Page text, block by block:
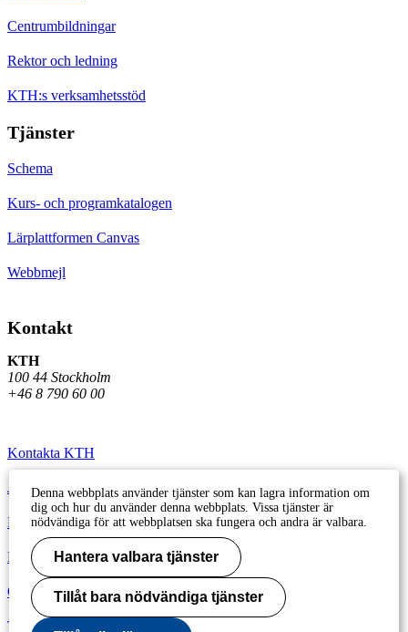
Centrumbildningar
Rektor och ledning
KTH:s verksamhetsstöd
Tjänster
Schema
Kurs- och programkatalogen
Lärplattformen Canvas
Webbmejl
Kontakt
KTH
100 44 Stockholm
+46 8 790 60 00
Kontakta KTH
Jobba på KTH
Press och media
Faktura och betalning KTH
Om KTH:s webbplatser
Tillgänglighetsredogörelse
Denna webbplats använder tjänster som kan lagra information om
dig och hur du använder denna webbplats. Vissa tjänster är
nödvändiga för att webbplatsen ska fungera och andra är valbara.
Hantera valbara tjänster
Tillåt bara nödvändiga tjänster